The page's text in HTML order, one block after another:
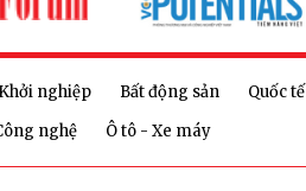
Khởi nghiệp Bất động sản Quốc tế
nghệ
Ô tô - Xe máy